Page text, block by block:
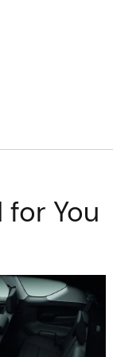
You